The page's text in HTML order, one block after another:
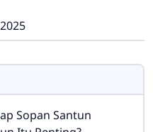
Sopan Santun